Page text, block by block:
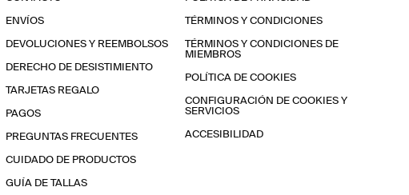
ENVÍOS
DEVOLUCIONES Y REEMBOLSOS
DERECHO DE DESISTIMIENTO
TARJETAS REGALO
PAGOS
PREGUNTAS FRECUENTES
CUIDADO DE PRODUCTOS
GUÍA DE TALLAS
TÉRMINOS Y CONDICIONES
TÉRMINOS Y CONDICIONES DE
MIEMBROS
POLÍTICA DE COOKIES
CONFIGURACIÓN DE COOKIES Y
SERVICIOS
ACCESIBILIDAD